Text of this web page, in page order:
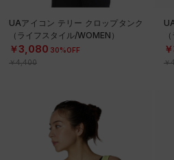
UAアイコン テリー クロップタンク
（ライフスタイル/WOMEN）
￥3,080 30%OFF
￥4,400
￥